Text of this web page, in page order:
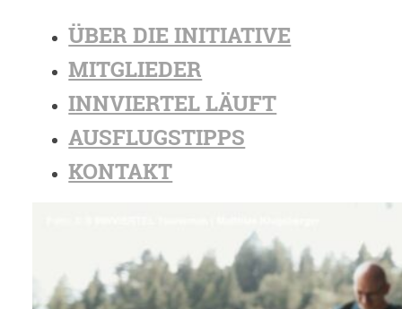
ÜBER DIE INITIATIVE
MITGLIEDER
INNVIERTEL LÄUFT
AUSFLUGSTIPPS
KONTAKT